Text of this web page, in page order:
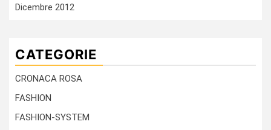
Dicembre 2012
CATEGORIE
CRONACA ROSA
FASHION
FASHION-SYSTEM